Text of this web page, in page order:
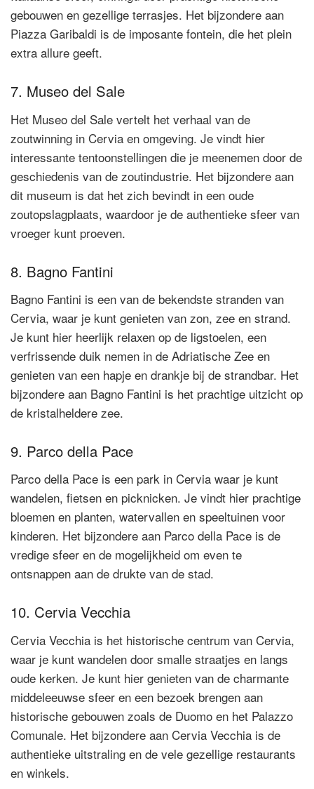
gebouwen en gezellige terrasjes. Het bijzondere aan
Piazza Garibaldi is de imposante fontein, die het plein
extra allure geeft.
7. Museo del Sale
Het Museo del Sale vertelt het verhaal van de
zoutwinning in Cervia en omgeving. Je vindt hier
interessante tentoonstellingen die je meenemen door de
geschiedenis van de zoutindustrie. Het bijzondere aan
dit museum is dat het zich bevindt in een oude
zoutopslagplaats, waardoor je de authentieke sfeer van
vroeger kunt proeven.
8. Bagno Fantini
Bagno Fantini is een van de bekendste stranden van
Cervia, waar je kunt genieten van zon, zee en strand.
Je kunt hier heerlijk relaxen op de ligstoelen, een
verfrissende duik nemen in de Adriatische Zee en
genieten van een hapje en drankje bij de strandbar. Het
bijzondere aan Bagno Fantini is het prachtige uitzicht op
de kristalheldere zee.
9. Parco della Pace
Parco della Pace is een park in Cervia waar je kunt
wandelen, fietsen en picknicken. Je vindt hier prachtige
bloemen en planten, watervallen en speeltuinen voor
kinderen. Het bijzondere aan Parco della Pace is de
vredige sfeer en de mogelijkheid om even te
ontsnappen aan de drukte van de stad.
10. Cervia Vecchia
Cervia Vecchia is het historische centrum van Cervia,
waar je kunt wandelen door smalle straatjes en langs
oude kerken. Je kunt hier genieten van de charmante
middeleeuwse sfeer en een bezoek brengen aan
historische gebouwen zoals de Duomo en het Palazzo
Comunale. Het bijzondere aan Cervia Vecchia is de
authentieke uitstraling en de vele gezellige restaurants
en winkels.